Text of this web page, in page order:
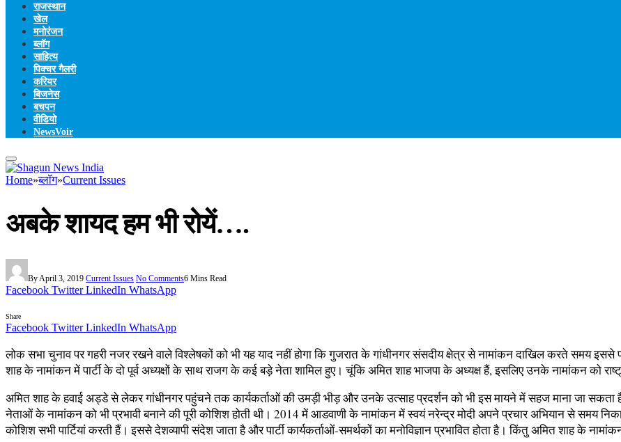
राजस्थान
खेल
मनोरंजन
ब्लॉग
साहित्य
पिक्चर गैलरी
करियर
बिजनेस
बचपन
वीडियो
NewsVoir
Home»ब्लॉग»Current Issues
अबके शायद हम भी रोयें….
By April 3, 2019 Current Issues No Comments6 Mins Read
Facebook Twitter LinkedIn WhatsApp
Share
Facebook Twitter LinkedIn WhatsApp
लोक सभा चुनाव पर गहरी नजर रखने वाले विश्लेषकों को भी यह याद नहीं होगा कि गुजरात के गांधीनगर संसदीय क्षेत्र से नामांकन दाखिल करते समय
शाह के नामांकन में पार्टी के दो पूर्व अध्यक्षों के साथ राजग के कई बड़े नेता शामिल हुए। चूंकि अमित शाह भाजपा के अध्यक्ष हैं, इसलिए उनके नामांकन को
अमित शाह के हवाई अड्डे से लेकर गांधीनगर पहुंचने तक कार्यकर्ताओं की उमड़ी भीड़ और उनके उत्साह प्रदर्शन को भी इस मायने में सहज माना जा सकता
नेताओं के नामांकन को भी प्रभावी बनाने की पूरी कोशिश होती थी। 2014 में आडवाणी के नामांकन में स्वयं नरेन्द्र मोदी अपने प्रचार अभियान से समय
कोशिश सभी पार्टियां करती हैं। इससे देशव्यापी संदेश जाता है और पार्टी कार्यकर्ताओं-समर्थकों का मनोविज्ञान प्रभावित होता है। किंतु अमित शाह के